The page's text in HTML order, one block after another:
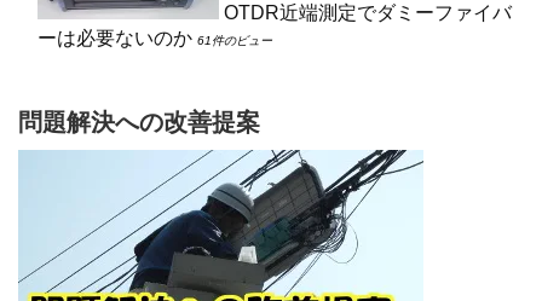
OTDR近端測定でダミーファイバ
ーは必要ないのか 61件のビュー
問題解決への改善提案